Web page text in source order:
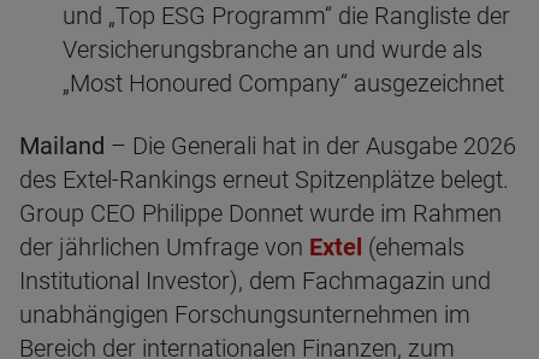
und „Top ESG Programm“ die Rangliste der
Versicherungsbranche an und wurde als
„Most Honoured Company“ ausgezeichnet
Mailand – Die Generali hat in der Ausgabe 2026
des Extel-Rankings erneut Spitzenplätze belegt.
Group CEO Philippe Donnet wurde im Rahmen
der jährlichen Umfrage von Extel (ehemals
Institutional Investor), dem Fachmagazin und
unabhängigen Forschungsunternehmen im
Bereich der internationalen Finanzen, zum